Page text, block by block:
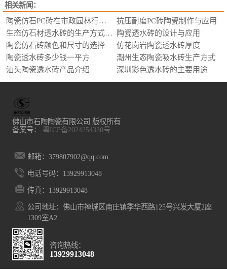
相关新闻：
陶瓷仿石PC砖在市政园林行业的应用
抗压耐磨PC砖陶瓷制作与应用
生态仿石材透水砖的生产方式，选购要求
陶瓷透水砖的设计与应用
陶瓷仿石砖颜色和尺寸的选择
仿花岗岩陶瓷透水砖厚度
陶瓷透水砖多少钱一平方
潮州生态陶瓷吸水砖生产方式
汕头陶瓷透水砖产品介绍
深圳彩色透水砖的主要用途
佛山市石陶陶瓷有限公司 版权所有
备案号：
粤ICP备2024254330号
邮箱：379807902@qq.com
电话号码：13929913048
传真：13929913048
公司地址：佛山市禅城区南庄镇季华西路125号兴发大厦2座
1309室A2
咨询热线：
13929913048